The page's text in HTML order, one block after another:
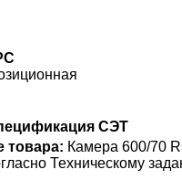
СЭТ
товара: Камера 600/70
Техническому